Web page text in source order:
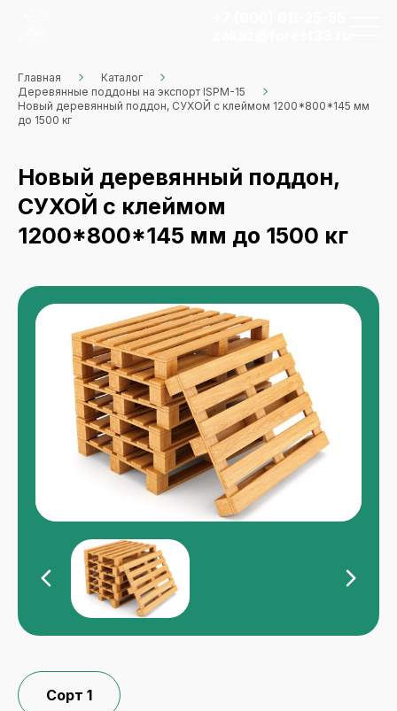
Главная
Каталог
Деревянные поддоны на экспорт ISPM-15
Новый деревянный поддон, СУХОЙ с клеймом 1200*800*145 мм
до 1500 кг
Новый деревянный поддон,
СУХОЙ с клеймом
1200*800*145 мм до 1500 кг
Сорт 1